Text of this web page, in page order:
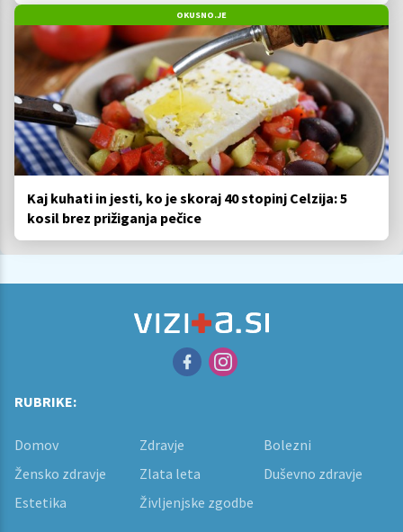
OKUSNO.JE
Kaj kuhati in jesti, ko je skoraj 40 stopinj Celzija: 5
kosil brez prižiganja pečice
RUBRIKE:
Domov Zdravje
Bolezni
Žensko zdravje
Zlata leta
Duševno zdravje
Estetika
Življenjske zgodbe